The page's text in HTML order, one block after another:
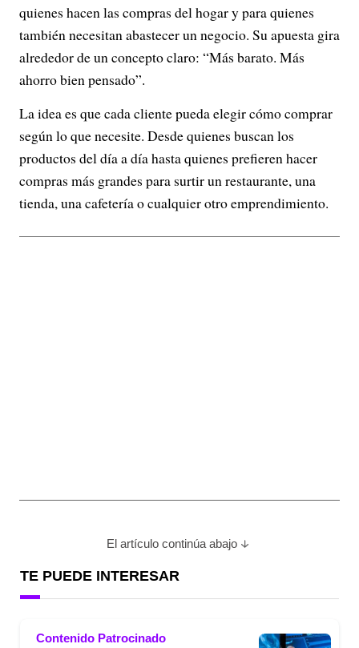
quienes hacen las compras del hogar y para quienes
también necesitan abastecer un negocio. Su apuesta gira
alrededor de un concepto claro: “Más barato. Más
ahorro bien pensado”.
La idea es que cada cliente pueda elegir cómo comprar
según lo que necesite. Desde quienes buscan los
productos del día a día hasta quienes prefieren hacer
compras más grandes para surtir un restaurante, una
tienda, una cafetería o cualquier otro emprendimiento.
El artículo continúa abajo
TE PUEDE INTERESAR
Contenido Patrocinado